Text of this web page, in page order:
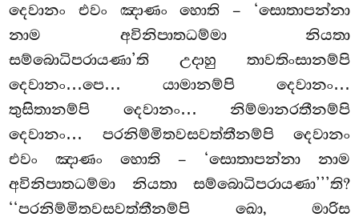
දෙවානං එවං ඤාණං හොති – ‘සොතාපන්නා
නාම අවිනිපාතධම්මා නියතා
සම්බොධිපරායණා’ති උදාහු තාවතිංසානම්පි
දෙවානං…පෙ… යාමානම්පි දෙවානං…
තුසිතානම්පි දෙවානං… නිම්මානරතීනම්පි
දෙවානං… පරනිම්මිතවසවත්තීනම්පි දෙවානං
එවං ඤාණං හොති – ‘සොතාපන්නා නාම
අවිනිපාතධම්මා නියතා සම්බොධිපරායණා’’’ති?
‘‘පරනිම්මිතවසවත්තීනම්පි ඛො, මාරිස